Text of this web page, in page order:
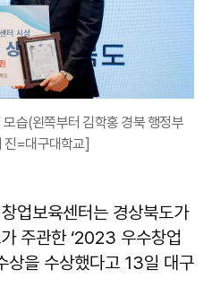
습(왼쪽부터 김학홍 경북 행정부
진=대구대학교]
업보육센터는 경상북도가
주관한 ‘2023 우수창업
상을 수상했다고 13일 대구